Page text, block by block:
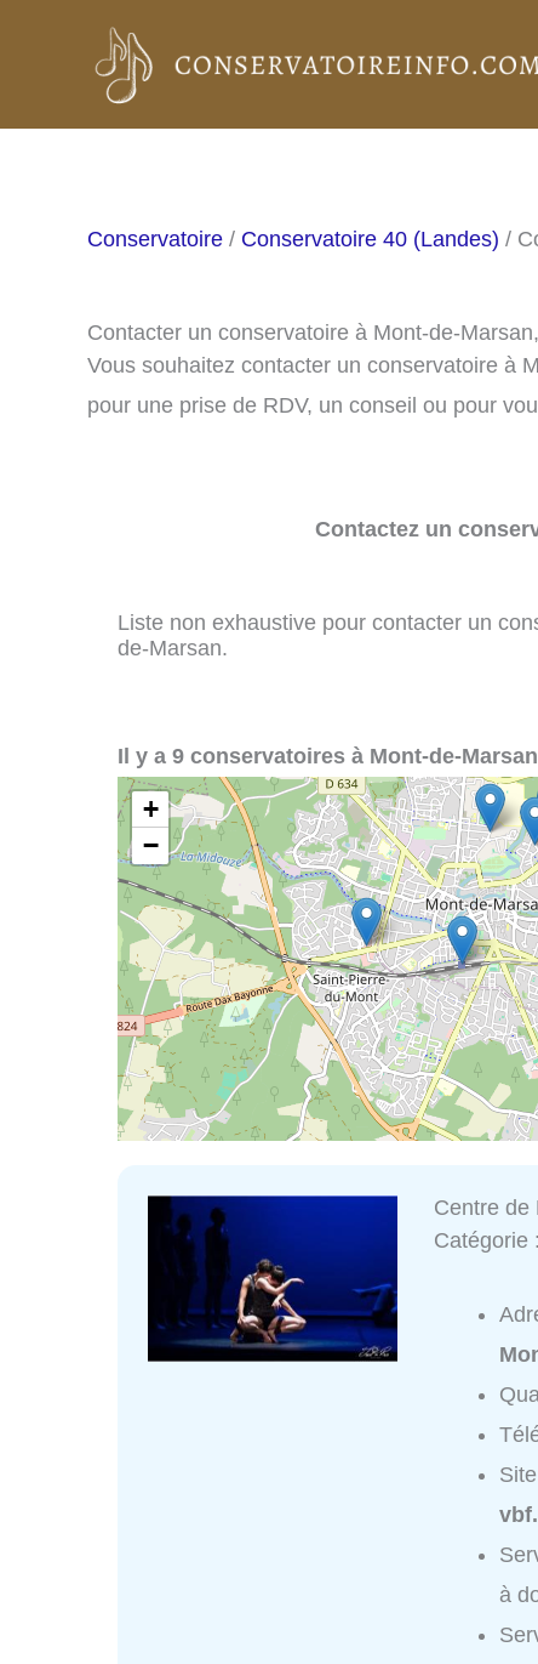
Conservatoire / Conservatoire 40 (Landes) /
Contacter un conservatoire à Mont-de-
Vous souhaitez contacter un conservatoire à
pour une prise de RDV, un conseil ou pour
Contactez un
Liste non exhaustive pour contacter un
de-Marsan.
Il y a 9 conservatoires à Mont-de-
+
−
Centre de
Catégorie :
à